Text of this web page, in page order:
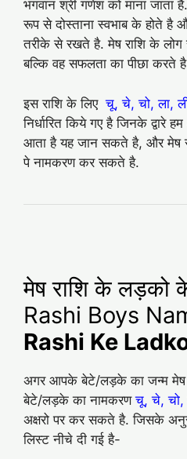
भगवान श्री गणेश को माना जाता
रूप से दोस्ताना स्वभाब के होते है
तरीके से रखते है. मेष राशि के
बल्कि वह सफलता का पीछा करते
इस राशि के लिएचू, चे, चो, ला,
निर्धारित किये गए है जिनके द्वारे
आता है यह जान सकते है, और मेष
पे नामकरण कर सकते है.
मेष राशि के लड़को
Rashi Boys
Rashi Ke
अगर आपके बेटे/लड़के का जन्म मेष
बेटे/लड़के का नामकरणचू, चे,
अक्षरो पर कर सकते है. जिसके
लिस्ट नीचे दी गई है-